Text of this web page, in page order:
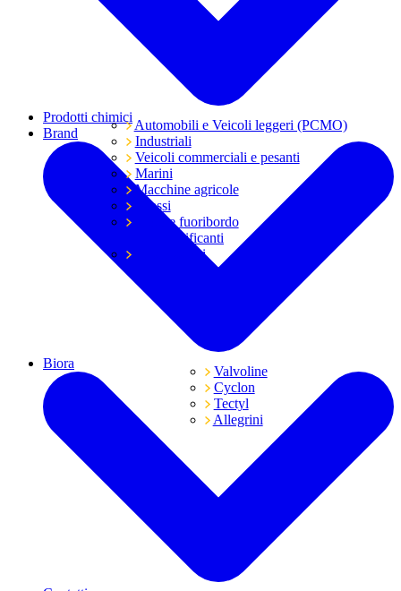
Automobili e Veicoli leggeri (PCMO)
Industriali
Veicoli commerciali e pesanti
Marini
Macchine agricole
Grassi
Moto e fuoribordo
Tutti i lubrificanti
Trasmissioni
Prodotti chimici
Brand
Valvoline
Cyclon
Tectyl
Allegrini
Biora